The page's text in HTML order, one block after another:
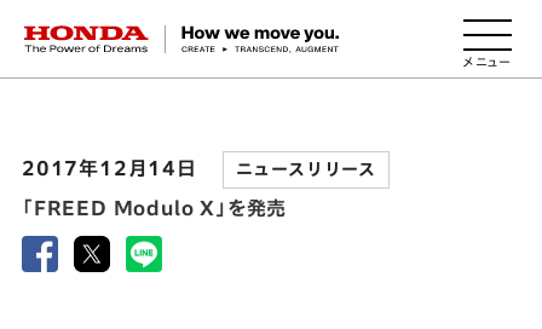
HONDA The Power of Dreams
2017年12月14日 ニュースリリース
「FREED Modulo X」を発売